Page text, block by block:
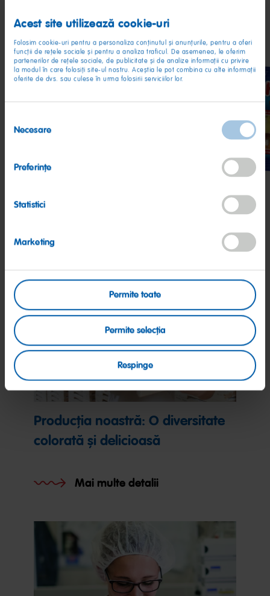
Acest site utilizează cookie-uri
Folosim cookie-uri pentru a personaliza conținutul și anunțurile, pentru a oferi
funcții de rețele sociale și pentru a analiza traficul. De asemenea, le oferim
partenerilor de rețele sociale, de publicitate și de analize informații cu privire
la modul în care folosiți site-ul nostru. Aceștia le pot combina cu alte informații
oferite de dvs. sau culese în urma folosirii serviciilor lor.
consimțământului
Necesare
Preferinţe
Statistici
Marketing
Permite toate
Permite selecția
Respinge
Prietenii mei
Producția noastră: O diversitate
colorată și delicioasă
Mai multe detalii